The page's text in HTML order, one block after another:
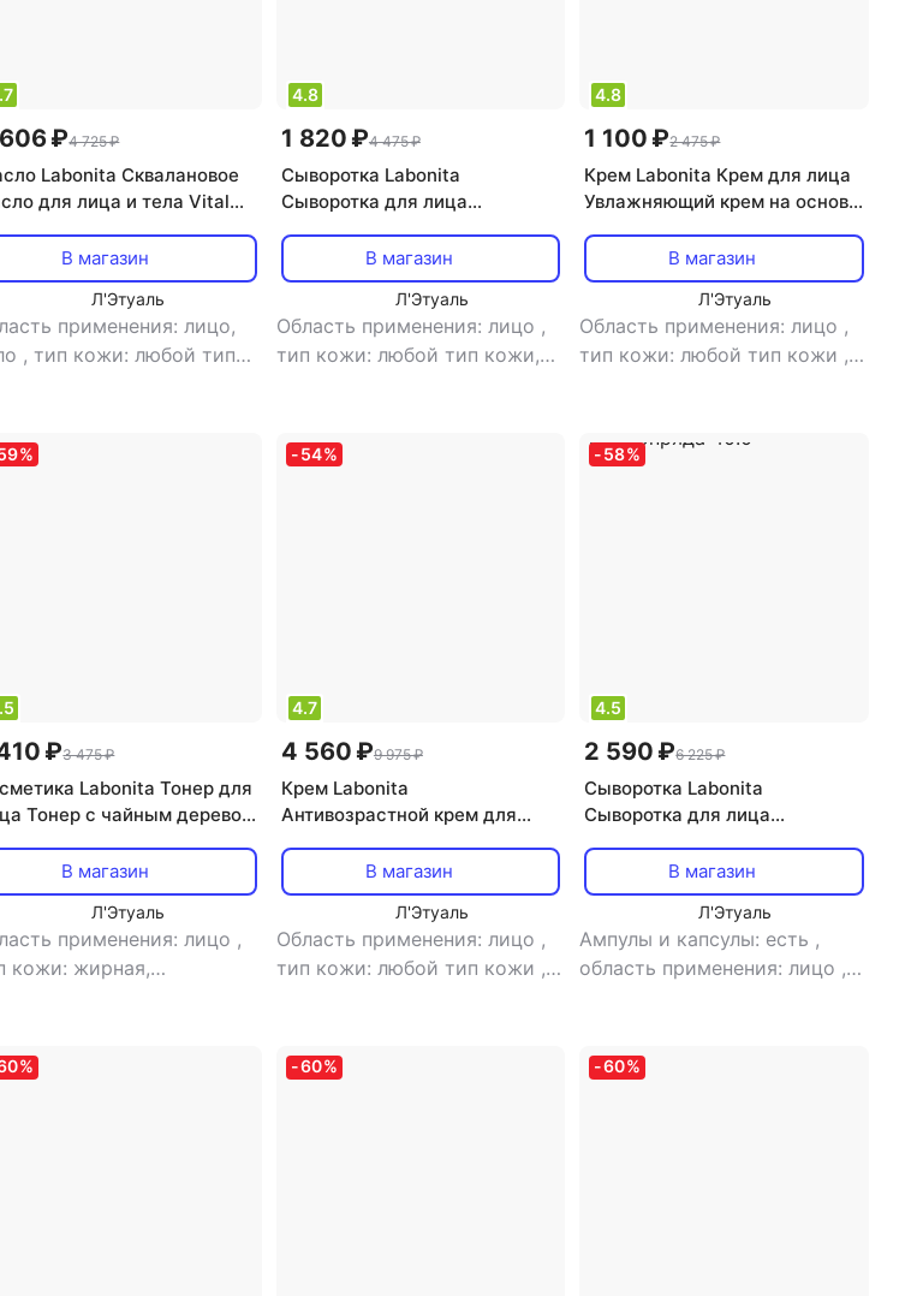
₽4 725 ₽
Labonita Сквалановое
для лица и тела Vital
В магазин
Л'Этуаль
применения: лицо,
,тип кожи: любой тип
4.8
1 820 ₽4 475 ₽
Сыворотка Labonita
Сыворотка для лица
сыворотка с чайным деревом
для проблемной кожи 15.0
В магазин
Л'Этуаль
Область применения: лицо ,
тип кожи: любой тип кожи,
акне, увлажнение
4.8
1 100 ₽2 475 ₽
Крем Labonita Крем для лица
Увлажняющий крем на основе
В магазин
Л'Этуаль
Область применения: лицо ,
тип кожи: любой тип кожи ,
%
₽3 475 ₽
Labonita Тонер для
Тонер с чайным деревом
В магазин
Л'Этуаль
применения: лицо ,
кожи: жирная,
-54%
4.7
4 560 ₽9 975 ₽
Крем Labonita
Антивозрастной крем для
В магазин
Л'Этуаль
Область применения: лицо ,
тип кожи: любой тип кожи ,
морщинами, питание,
увлажнение
-58%
4.5
2 590 ₽6 225 ₽
Сыворотка Labonita
Сыворотка для лица
коконом золотого шелкопряда
40.0
В магазин
Л'Этуаль
Ампулы и капсулы: есть ,
область применения: лицо ,
эффект: увлажнение
% -60% -60%